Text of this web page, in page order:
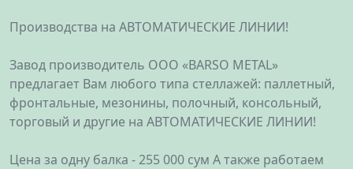
Производства на АВТОМАТИЧЕСКИЕ ЛИНИИ!
Завод производитель ООО «BARSO METAL»
предлагает Вам любого типа стеллажей: паллетный,
фронтальные, мезонины, полочный, консольный,
торговый и другие на АВТОМАТИЧЕСКИЕ ЛИНИИ!
Цена за одну балка - 255 000 сум А также работаем